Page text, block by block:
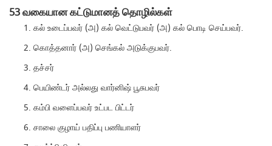
53 வகையான கட்டுமானத் தொழில்கள்
கல் உடைப்பவர் (அ) கல் வெட்டுபவர் (அ) கல் பொடி செய்பவர்.
கொத்தனார் (அ) செங்கல் அடுக்குபவர்.
தச்சர்
பெயிண்டர் அல்லது வார்னிஷ் பூசுபவர்
கம்பி வளைப்பவர் உட்பட பிட்டர்
சாலை குழாய் பதிப்பு பணியாளர்